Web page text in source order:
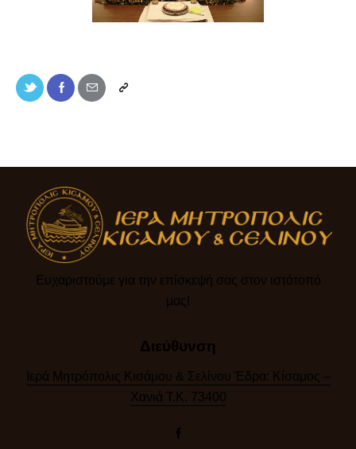
Ευχαριστούμε για την επίσκεψή σας στον ιστότοπό
μας!​
Διεύθυνση
Ιερά Μητρόπολις Κισάμου & Σελίνου Έδρα: Κίσαμος –
Χανιά Τ.Κ. 73400